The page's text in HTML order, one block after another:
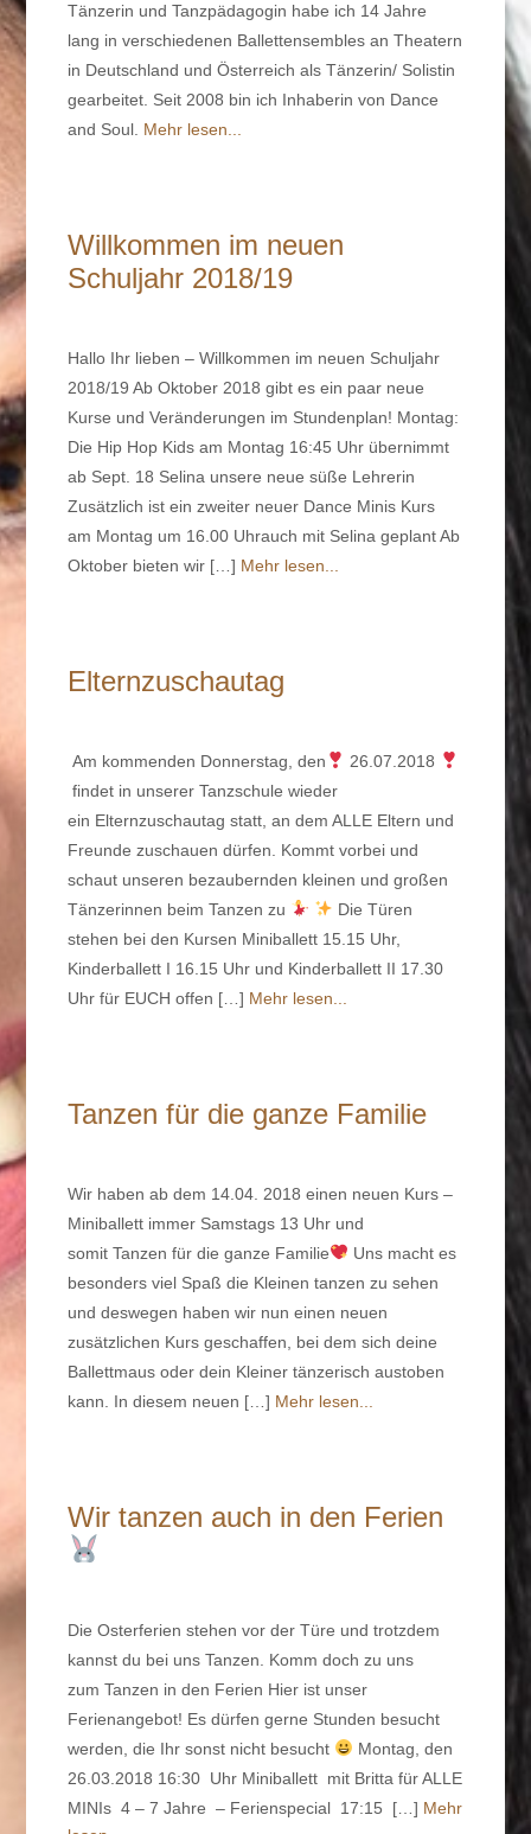
Tänzerin und Tanzpädagogin habe ich 14 Jahre
lang in verschiedenen Ballettensembles an Theatern
in Deutschland und Österreich als Tänzerin/ Solistin
gearbeitet. Seit 2008 bin ich Inhaberin von Dance
and Soul. Mehr lesen...
Willkommen im neuen
Schuljahr 2018/19
Hallo Ihr lieben – Willkommen im neuen Schuljahr
2018/19 Ab Oktober 2018 gibt es ein paar neue
Kurse und Veränderungen im Stundenplan! Montag:
Die Hip Hop Kids am Montag 16:45 Uhr übernimmt
ab Sept. 18 Selina unsere neue süße Lehrerin
Zusätzlich ist ein zweiter neuer Dance Minis Kurs
am Montag um 16.00 Uhrauch mit Selina geplant Ab
Oktober bieten wir […] Mehr lesen...
Elternzuschautag
Am kommenden Donnerstag, den
26.07.2018
findet in unserer Tanzschule wieder
ein Elternzuschautag statt, an dem ALLE Eltern und
Freunde zuschauen dürfen. Kommt vorbei und
schaut unseren bezaubernden kleinen und großen
Tänzerinnen beim Tanzen zu
Die Türen
stehen bei den Kursen Miniballett 15.15 Uhr,
Kinderballett I 16.15 Uhr und Kinderballett II 17.30
Uhr für EUCH offen […] Mehr lesen...
Tanzen für die ganze Familie
Wir haben ab dem 14.04. 2018 einen neuen Kurs –
Miniballett immer Samstags 13 Uhr und
somit Tanzen für die ganze Familie
Uns macht es
besonders viel Spaß die Kleinen tanzen zu sehen
und deswegen haben wir nun einen neuen
zusätzlichen Kurs geschaffen, bei dem sich deine
Ballettmaus oder dein Kleiner tänzerisch austoben
kann. In diesem neuen […] Mehr lesen...
Wir tanzen auch in den Ferien
Die Osterferien stehen vor der Türe und trotzdem
kannst du bei uns Tanzen. Komm doch zu uns
zum Tanzen in den Ferien Hier ist unser
Ferienangebot! Es dürfen gerne Stunden besucht
werden, die Ihr sonst nicht besucht
Montag, den
26.03.2018 16:30 Uhr Miniballett mit Britta für ALLE
MINIs 4 – 7 Jahre – Ferienspecial 17:15 […] Mehr